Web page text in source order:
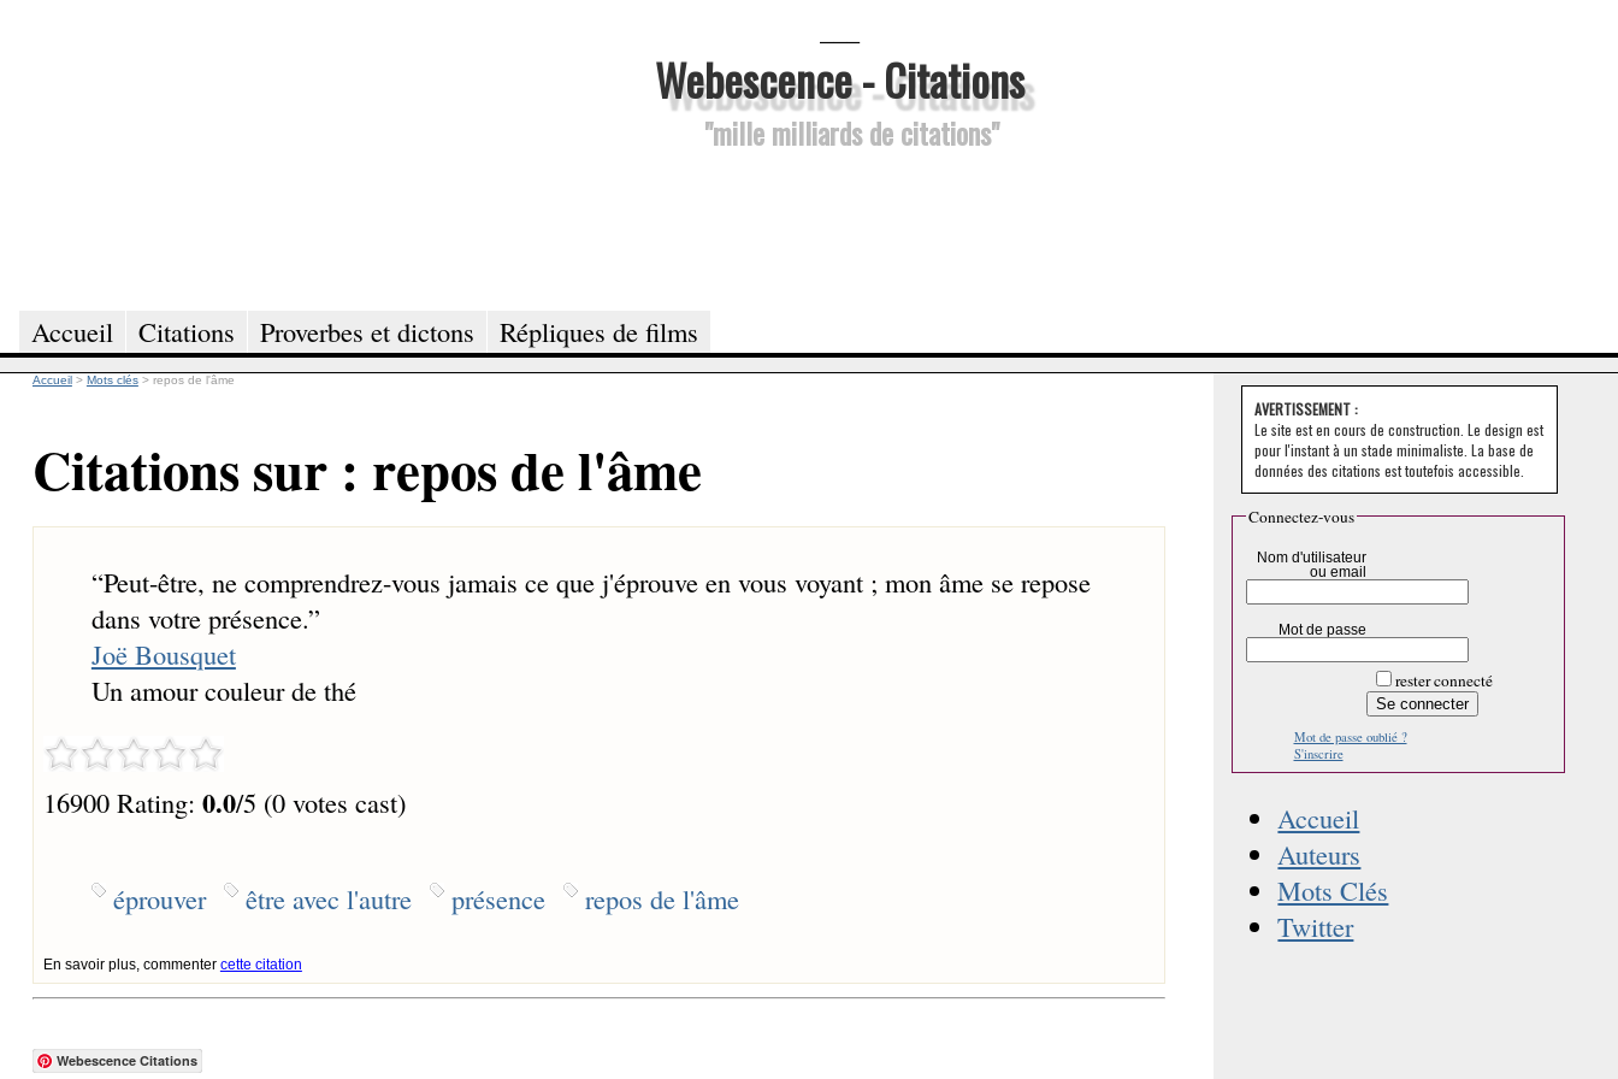
Webescence - Citations
"mille milliards de citations"
Accueil Citations Proverbes et dictons Répliques de films
Accueil > Mots clés > repos de l'âme
Citations sur : repos de l'âme
“Peut-être, ne comprendrez-vous jamais ce que j'éprouve en vous voyant ; mon âme se repose
dans votre présence.”
Joë Bousquet
Un amour couleur de thé
16900 Rating: 0.0/5 (0 votes cast)
éprouver être avec l'autre présence repos de l'âme
En savoir plus, commenter cette citation
Webescence Citations
AVERTISSEMENT :
Le site est en cours de construction. Le design est
pour l'instant à un stade minimaliste. La base de
données des citations est toutefois accessible.
Connectez-vous
Nom d'utilisateur
ou email
Mot de passe
rester connecté
Mot de passe oublié ?
S'inscrire
Accueil
Auteurs
Mots Clés
Twitter